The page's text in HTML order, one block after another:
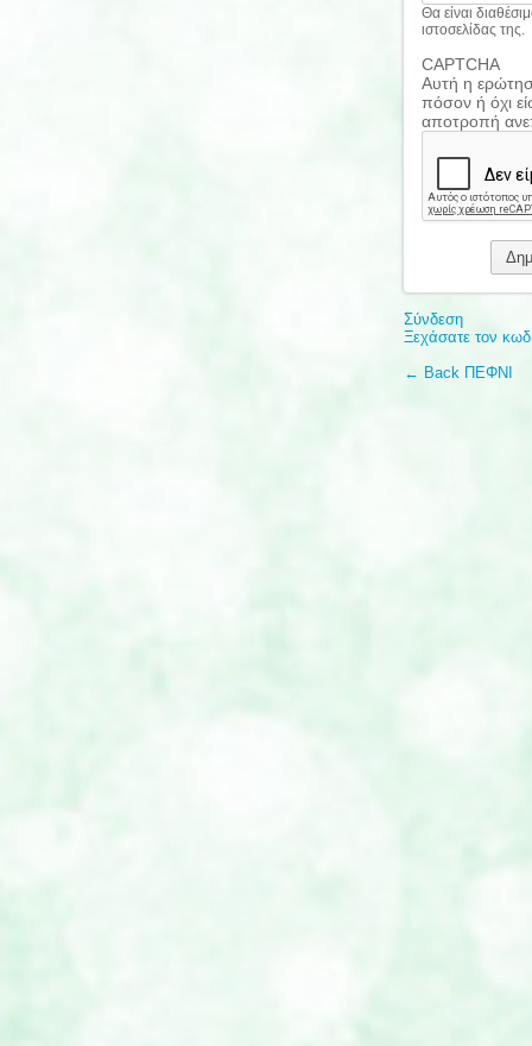
Θα είναι
ιστοσελίδας της.
CAPTCHA
Αυτή η
πόσον ή όχι
αποτροπή
Σύνδεση
Ξεχάσατε τον
← Back ΠΕΦΝΙ